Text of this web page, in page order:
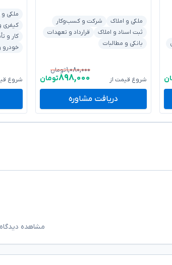
ملکی و املاک
شرکت و کسب‌وکار
ثبت اسناد و املاک
قرارداد و تعهدات
بانکی و مطالبات
شروع قیمت از
۱,۰۸۰,۰۰۰تومان
۸۹۸,۰۰۰تومان
دریافت مشاوره
ملکی و
کیفری
کار و
خودرو
شروع
مشاهده